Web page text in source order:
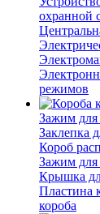
охранной
режимов
Зажим для
Заклепка
Короб
Зажим для
Крышка
Пластина
короба